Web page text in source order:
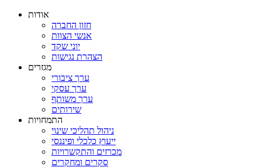
אודות
חזון החברה
אנשי הצוות
יוני שקד
הצהרת נגישות
מגזרים
ערך ציבורי
ערך עסקי
ערך משותף
שירותים
התמחויות
ניהול תהליכי שינוי
ייעוץ כלכלי ופיננסי
מכרזים והתקשרויות
סקרים ומחקרים